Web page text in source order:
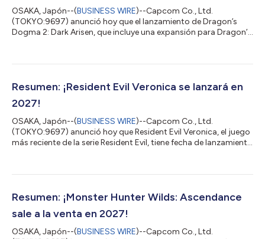
OSAKA, Japón--(BUSINESS WIRE)--Capcom Co., Ltd.
(TOKYO:9697) anunció hoy que el lanzamiento de Dragon’s
Dogma 2: Dark Arisen, que incluye una expansión para Dragon’s
ambiente de fantasía, donde los jugadores se aventuran en un
lanzamiento del primer juego en 2012, la serie cosechó elogios
en todo el mundo por sus caracterís...
Resumen: ¡Resident Evil Veronica se lanzará en
2027!
OSAKA, Japón--(BUSINESS WIRE)--Capcom Co., Ltd.
(TOKYO:9697) anunció hoy que Resident Evil Veronica, el juego
más reciente de la serie Resident Evil, tiene fecha de lanzamiento
de armas y otros objetos para sobrevivir en situaciones
apasionada, las ventas de juegos totales desde el primer
lanzamiento de esta se...
Resumen: ¡Monster Hunter Wilds: Ascendance
sale a la venta en 2027!
OSAKA, Japón--(BUSINESS WIRE)--Capcom Co., Ltd.